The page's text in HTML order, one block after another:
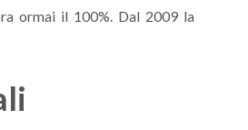
ormai il 100%. Dal 2009 la